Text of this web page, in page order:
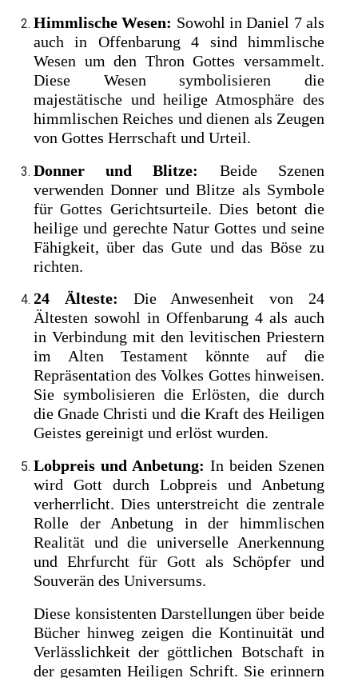
Himmlische Wesen: Sowohl in Daniel 7 als
auch in Offenbarung 4 sind himmlische
Wesen um den Thron Gottes versammelt.
Diese Wesen symbolisieren die
majestätische und heilige Atmosphäre des
himmlischen Reiches und dienen als Zeugen
von Gottes Herrschaft und Urteil.
Donner und Blitze:
Beide Szenen
verwenden Donner und Blitze als Symbole
für Gottes Gerichtsurteile. Dies betont die
heilige und gerechte Natur Gottes und seine
Fähigkeit, über das Gute und das Böse zu
richten.
24 Älteste: Die Anwesenheit von 24
Ältesten sowohl in Offenbarung 4 als auch
in Verbindung mit den levitischen Priestern
im Alten Testament könnte auf die
Repräsentation des Volkes Gottes hinweisen.
Sie symbolisieren die Erlösten, die durch
die Gnade Christi und die Kraft des Heiligen
Geistes gereinigt und erlöst wurden.
Lobpreis und Anbetung: In beiden Szenen
wird Gott durch Lobpreis und Anbetung
verherrlicht. Dies unterstreicht die zentrale
Rolle der Anbetung in der himmlischen
Realität und die universelle Anerkennung
und Ehrfurcht für Gott als Schöpfer und
Souverän des Universums.
Diese konsistenten Darstellungen über beide
Bücher hinweg zeigen die Kontinuität und
Verlässlichkeit der göttlichen Botschaft in
der gesamten Heiligen Schrift. Sie erinnern